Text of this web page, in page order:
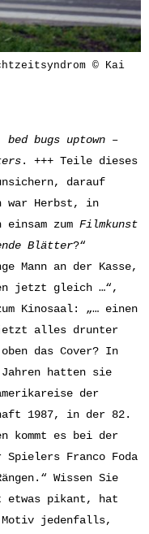
© Kai
bugs uptown –
. +++ Teile dieses
darauf
war Herbst, in
zum Filmkunst
Blätter?“
Mann an der Kasse,
jetzt gleich …“,
Kinosaal: „… einen
alles drunter
das Cover? In
Jahren hatten sie
der
1987, in der 82.
kommt es bei der
Spielers Franco Foda
Wissen Sie
etwas pikant, hat
Motiv jedenfalls,